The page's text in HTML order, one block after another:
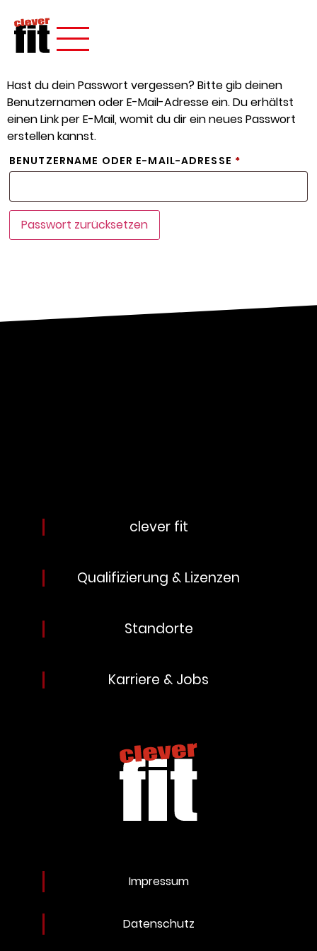
Hast du dein Passwort vergessen? Bitte gib deinen
Benutzernamen oder E-Mail-Adresse ein. Du erhältst
einen Link per E-Mail, womit du dir ein neues Passwort
erstellen kannst.
BENUTZERNAME ODER E-MAIL-ADRESSE *
Passwort zurücksetzen
clever fit
Qualifizierung & Lizenzen
Standorte
Karriere & Jobs
Impressum
Datenschutz